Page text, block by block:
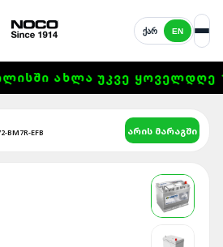
ᲥᲐᲠ EN
ᲐᲮᲚᲐ ᲣᲙᲕᲔ ᲧᲝᲕᲔᲚᲓᲦᲔ
BM7R-EFB არის მარაგში